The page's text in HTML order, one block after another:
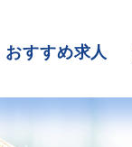
おすすめ求人